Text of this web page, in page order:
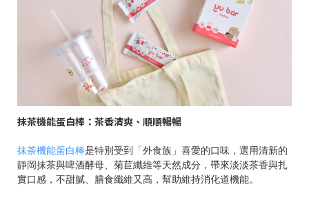
抹茶機能蛋白棒：茶香清爽、順順暢暢
抹茶機能蛋白棒是特別受到「外食族」喜愛的口味，選用清新的
靜岡抹茶與啤酒酵母、菊苣纖維等天然成分，帶來淡淡茶香與扎
實口感，不甜膩、膳食纖維又高，幫助維持消化道機能。